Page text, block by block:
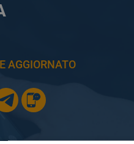
AGGIORNATO